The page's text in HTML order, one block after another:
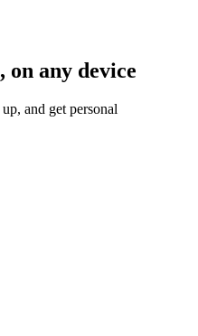
on any device
and get personal